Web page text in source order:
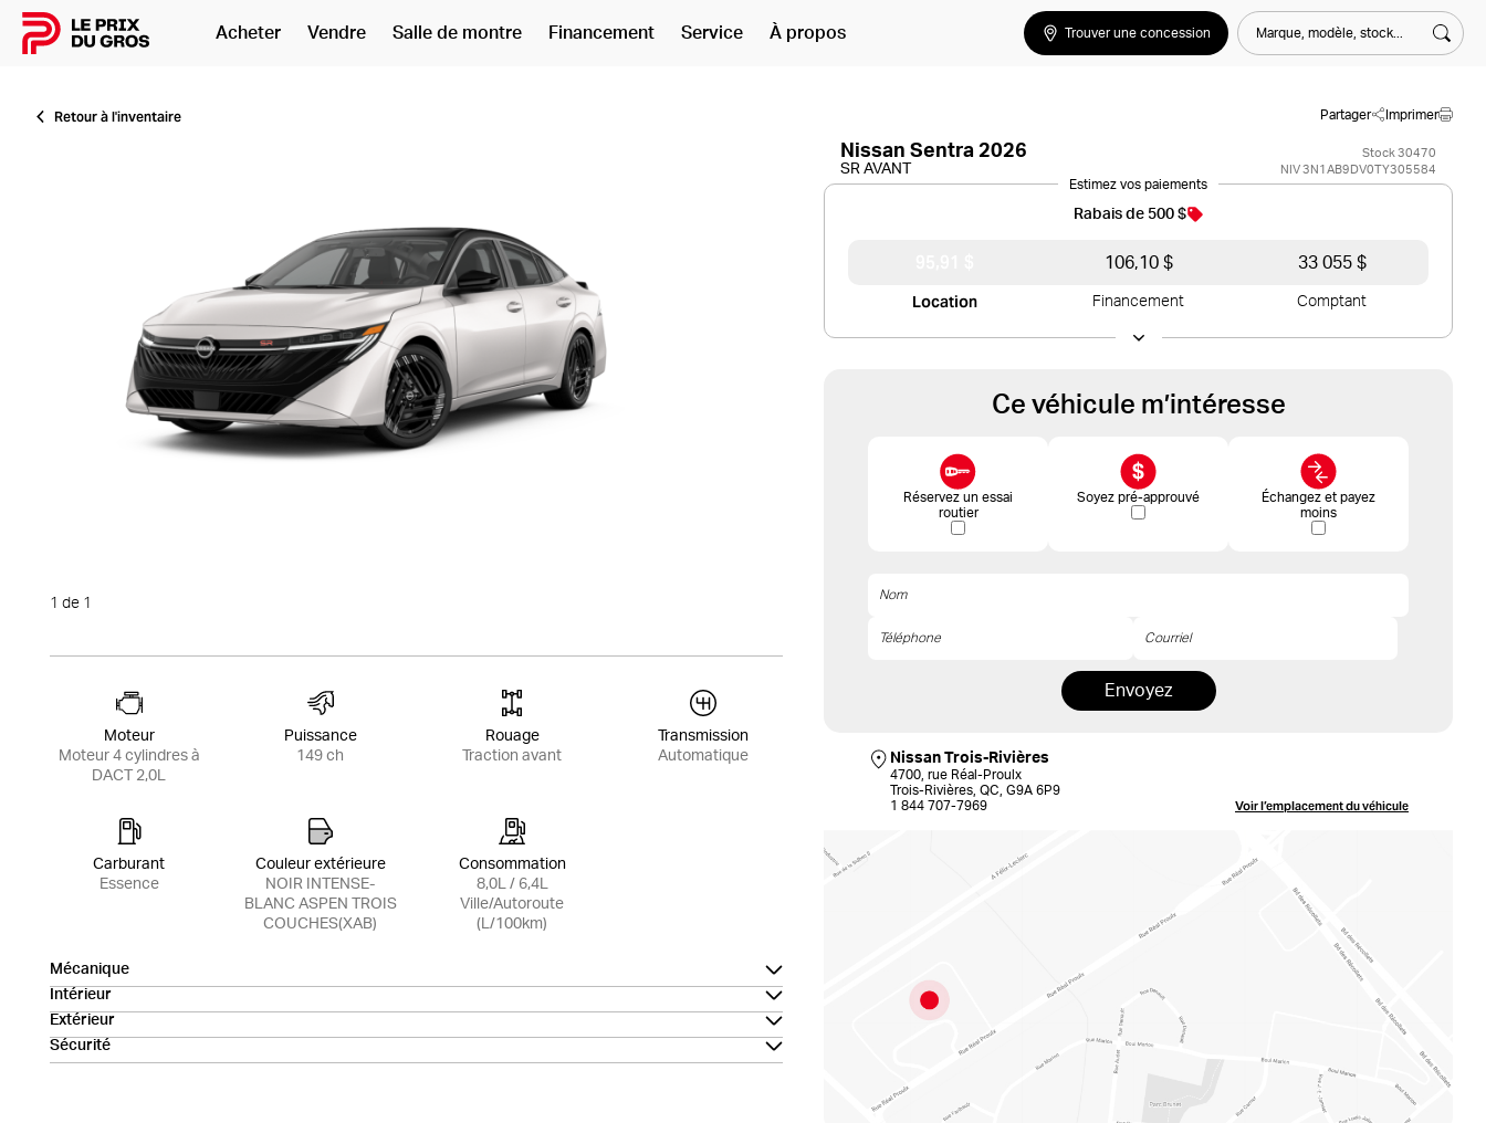
Accueil Acheter Vendre Salle de montre Financement Service À propos Trouver une concession
Marque, modèle, stock...
Retour à l'inventaire Partager Imprimer
1 de 1
Moteur
Moteur 4 cylindres à
DACT 2,0L
Puissance
149 ch
Rouage
Traction avant
Transmission
Automatique
Carburant
Essence
Couleur extérieure
NOIR INTENSE-
BLANC ASPEN TROIS
COUCHES(XAB)
Consommation
8,0L / 6,4L
Ville/Autoroute
(L/100km)
Mécanique
Intérieur
Extérieur
Sécurité
Nissan Sentra 2026 Stock 30470
SR AVANT NIV 3N1AB9DV0TY305584
Estimez vos paiements
Rabais de 500 $
106,10 $ 33 055 $
Location Financement Comptant
Ce véhicule m’intéresse
Réservez un essai
routier
Soyez pré-approuvé
Échangez et payez
moins
Envoyez
Nissan Trois-Rivières
4700, rue Réal-Proulx
Trois-Rivières, QC, G9A 6P9
1 844 707-7969
Voir l’emplacementdu véhicule